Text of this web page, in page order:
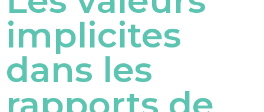
implicites
dans les